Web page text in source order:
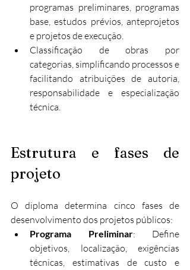
programas preliminares, programas
base, estudos prévios, anteprojetos
e projetos de execução.
Classificação de obras por
categorias, simplificando processos e
facilitando atribuições de autoria,
responsabilidade e especialização
técnica.
Estrutura e fases de
projeto
O diploma determina cinco fases de
desenvolvimento dos projetos públicos:
Programa Preliminar: Define
objetivos, localização, exigências
técnicas, estimativas de custo e